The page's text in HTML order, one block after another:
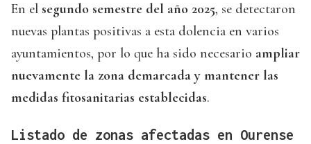
En el segundo semestre del año 2025, se detectaron
nuevas plantas positivas a esta dolencia en varios
ayuntamientos, por lo que ha sido necesario ampliar
nuevamente la zona demarcada y mantener las
medidas fitosanitarias establecidas.
Listado de zonas afectadas en Ourense